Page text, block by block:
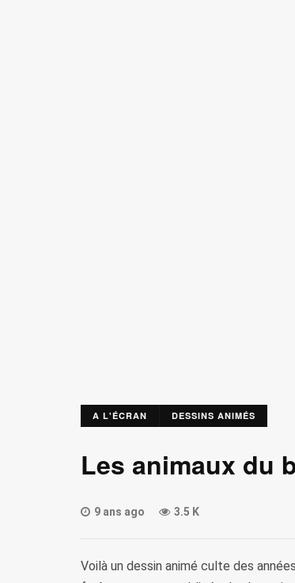
A L'ÉCRAN DESSINS ANIMÉS
Les animaux du
9 ans ago 3.5 K
Voilà un dessin animé culte des